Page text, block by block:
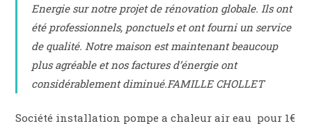
Energie sur notre projet de rénovation globale. Ils ont
été professionnels, ponctuels et ont fourni un service
de qualité. Notre maison est maintenant beaucoup
plus agréable et nos factures d’énergie ont
considérablement diminué.FAMILLE CHOLLET
Société installation pompe a chaleur air eau pour 1€